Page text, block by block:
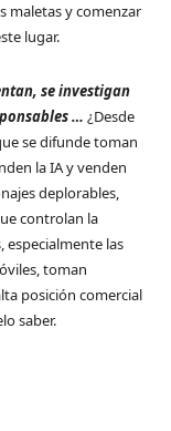
maletas y comenzar
lugar.
se investigan
… ¿Desde
se difunde toman
la IA y venden
deplorables,
controlan la
especialmente las
toman
posición comercial
saber.